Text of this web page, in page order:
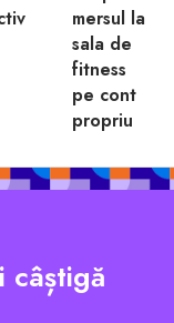
mersul la
sala de
fitness
pe cont
propriu